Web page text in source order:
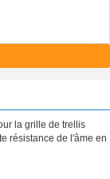
la grille de trellis
résistance de l'âme en